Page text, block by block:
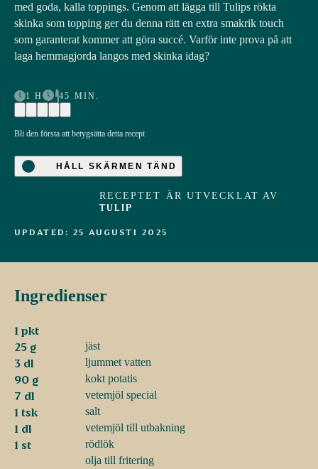
med goda, kalla toppings. Genom att lägga till Tulips rökta
skinka som topping ger du denna rätt en extra smakrik touch
som garanterat kommer att göra succé. Varför inte prova på att
laga hemmagjorda langos med skinka idag?
1 H 45 MIN.
Bli den första att betygsätta detta recept
HÅLL SKÄRMEN TÄND
RECEPTET ÄR UTVECKLAT AV
TULIP
UPDATED: 25 AUGUSTI 2025
Ingredienser
1 pkt
25 g
jäst
3 dl ljummet vatten
90 g kokt potatis
7 dl vetemjöl special
1 tsk salt
1 dl vetemjöl till utbakning
1 st
rödlök
olja till fritering